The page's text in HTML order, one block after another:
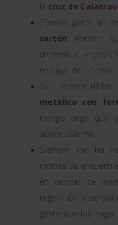
la cruz de
Forman parte de
sartén, nombre
denominar a todos
en lugar de hornear.
Es
metálico con
mango largo que
aceite caliente.
Siempre me ha
moldes se
en tiendas de
región. Da la
gente que los